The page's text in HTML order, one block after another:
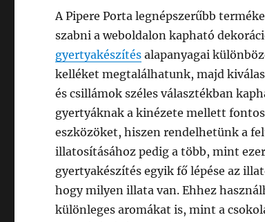
A Pipere Porta legnépszerűbb
szabni a weboldalon kapható
gyertyakészítés alapanyagai
kelléket megtalálhatunk, majd
és csillámok széles választékban
gyertyáknak a kinézete mellett
eszközöket, hiszen rendelhetünk a
illatosításához pedig a több, mint
gyertyakészítés egyik fő lépése az
hogy milyen illata van. Ehhez
különleges aromákat is, mint a